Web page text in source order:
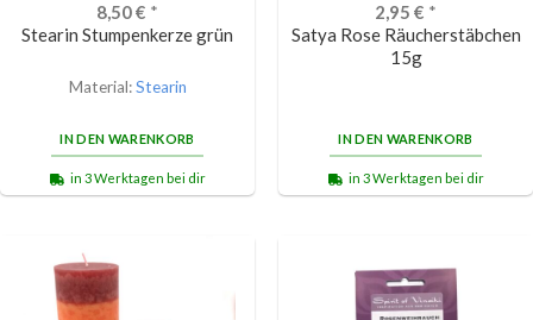
8,50€ *
Stearin Stumpenkerze grün
Material:Stearin
IN DEN WARENKORB
in 3 Werktagen bei dir
2,95 € *
Satya Rose Räucherstäbchen
15g
IN DEN WARENKORB
in 3 Werktagen bei dir